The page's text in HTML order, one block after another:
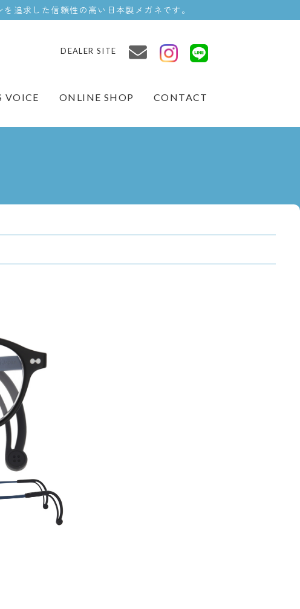
追求した信頼性の高い日本製メガネです。
DEALER SITE
VOICE ONLINE SHOP CONTACT